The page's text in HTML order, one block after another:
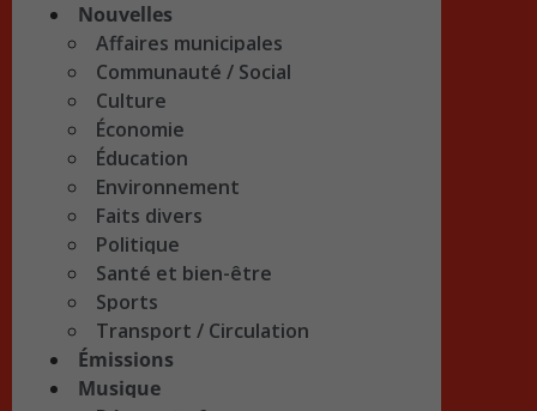
Nouvelles
Affaires municipales
Communauté / Social
Culture
Économie
Éducation
Environnement
Faits divers
Politique
Santé et bien-être
Sports
Transport / Circulation
Émissions
Musique